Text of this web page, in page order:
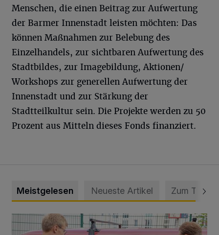
Menschen, die einen Beitrag zur Aufwertung
der Barmer Innenstadt leisten möchten: Das
können Maßnahmen zur Belebung des
Einzelhandels, zur sichtbaren Aufwertung des
Stadtbildes, zur Imagebildung, Aktionen/
Workshops zur generellen Aufwertung der
Innenstadt und zur Stärkung der
Stadtteilkultur sein. Die Projekte werden zu 50
Prozent aus Mitteln dieses Fonds finanziert.
Meistgelesen Neueste Artikel Zum Thema
Feuerwehr befreit Kind aus verschlossenem VW Bulli